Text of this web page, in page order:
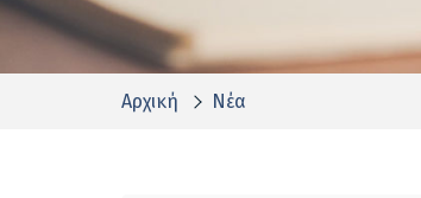
Αρχική Νέα